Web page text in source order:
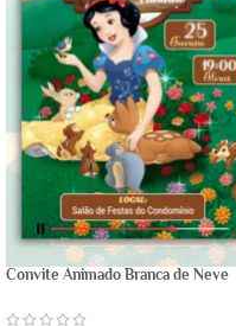
Convite Animado Branca de Neve